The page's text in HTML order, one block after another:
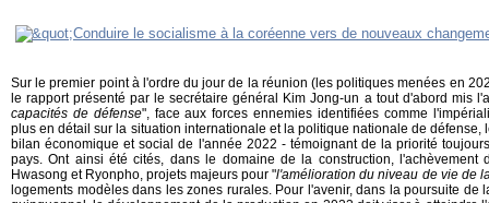
Sur le premier point à l'ordre du jour de la réunion (les politiques menées en
le rapport présenté par le secrétaire général Kim Jong-un a tout d'abord mis
capacités de défense", face aux forces ennemies identifiées comme
plus en détail sur la situation internationale et la politique nationale de défense,
bilan économique et social de l'année 2022 - témoignant de la priorité
pays. Ont ainsi été cités, dans le domaine de la construction, l'achèvement
Hwasong et Ryonpho, projets majeurs pour "l'amélioration du niveau de vie de
logements modèles dans les zones rurales. Pour l'avenir, dans la poursuite de